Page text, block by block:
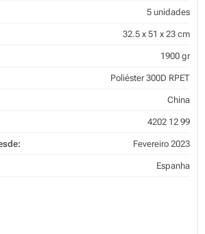
5 unidades
32.5 x 51 x 23 cm
1900 gr
Poliéster 300D RPET
China
4202 12 99
Fevereiro 2023
Espanha